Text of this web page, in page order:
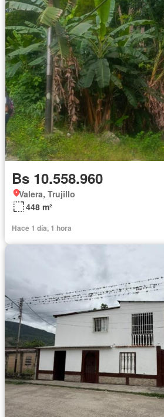
Bs 10.558.960
Valera, Trujillo
448 m²
Hace 1 día, 1 hora